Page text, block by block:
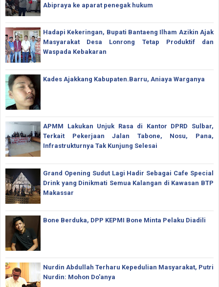
Abipraya ke aparat penegak hukum
Hadapi Kekeringan, Bupati Bantaeng Ilham Azikin Ajak
Masyarakat Desa Lonrong Tetap Produktif dan
Waspada Kebakaran
Kades Ajakkang Kabupaten.Barru, Aniaya Warganya
APMM Lakukan Unjuk Rasa di Kantor DPRD Sulbar,
Terkait Pekerjaan Jalan Tabone, Nosu, Pana,
Infrastrukturnya Tak Kunjung Selesai
Grand Opening Sudut Lagi Hadir Sebagai Cafe Special
Drink yang Dinikmati Semua Kalangan di Kawasan BTP
Makassar
Bone Berduka, DPP KEPMI Bone Minta Pelaku Diadili
Nurdin Abdullah Terharu Kepedulian Masyarakat, Putri
Nurdin: Mohon Do'anya